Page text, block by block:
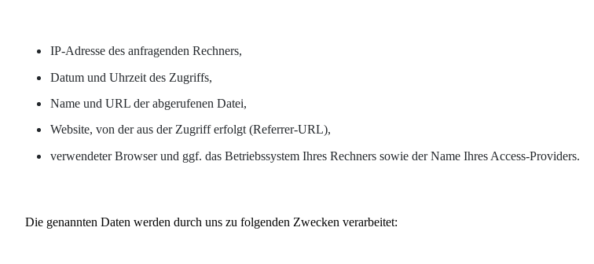
IP-Adresse des anfragenden Rechners,
Datum und Uhrzeit des Zugriffs,
Name und URL der abgerufenen Datei,
Website, von der aus der Zugriff erfolgt (Referrer-URL),
verwendeter Browser und ggf. das Betriebssystem Ihres Rechners sowie der Name Ihres Access-Providers.
Die genannten Daten werden durch uns zu folgenden Zwecken verarbeitet: